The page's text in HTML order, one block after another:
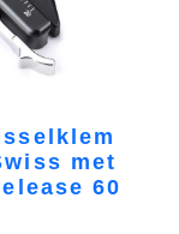
met
60